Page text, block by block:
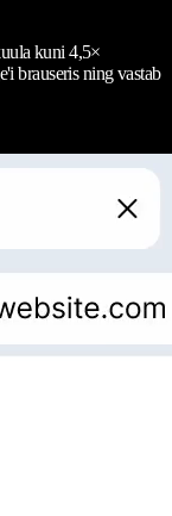
kuni 4,5×
brauseris ning vastab